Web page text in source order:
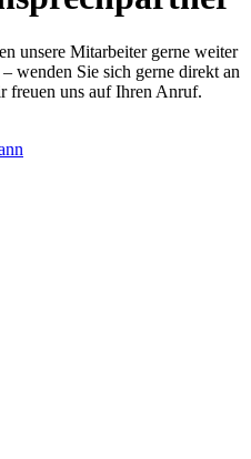
unsere Mitarbeiter gerne weiter
wenden Sie sich gerne direkt an
freuen uns auf Ihren Anruf.